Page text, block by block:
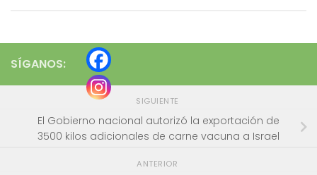
SÍGANOS:
SIGUIENTE
El Gobierno nacional autorizó la exportación de
3500 kilos adicionales de carne vacuna a Israel
ANTERIOR